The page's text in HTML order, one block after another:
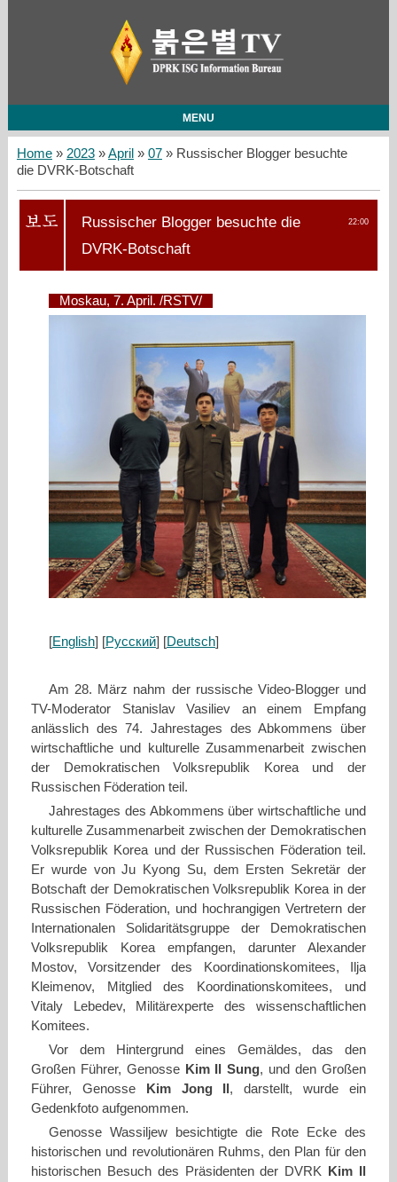
MENU
Home» 2023 »April » 07» Russischer Blogger besuchte
die DVRK-Botschaft
22:00
Russischer Blogger besuchte die
DVRK-Botschaft
Moskau, 7. April. /RSTV/
[English] [Русский] [Deutsch]
Am 28. März nahm der russische Video-Blogger und
TV-Moderator Stanislav Vasiliev an einem Empfang
anlässlich des 74. Jahrestages des Abkommens über
wirtschaftliche und kulturelle Zusammenarbeit zwischen
der Demokratischen Volksrepublik Korea und der
Russischen Föderation teil.
Jahrestages des Abkommens über wirtschaftliche und
kulturelle Zusammenarbeit zwischen der Demokratischen
Volksrepublik Korea und der Russischen Föderation teil.
Er wurde von Ju Kyong Su, dem Ersten Sekretär der
Botschaft der Demokratischen Volksrepublik Korea in der
Russischen Föderation, und hochrangigen Vertretern der
Internationalen Solidaritätsgruppe der Demokratischen
Volksrepublik Korea empfangen, darunter Alexander
Mostov, Vorsitzender des Koordinationskomitees, Ilja
Kleimenov, Mitglied des Koordinationskomitees, und
Vitaly Lebedev, Militärexperte des wissenschaftlichen
Komitees.
Vor dem Hintergrund eines Gemäldes, das den
Großen Führer, Genosse Kim Il Sung, und den Großen
Führer, Genosse Kim Jong Il, darstellt, wurde ein
Gedenkfoto aufgenommen.
Genosse Wassiljew besichtigte die Rote Ecke des
historischen und revolutionären Ruhms, den Plan für den
historischen Besuch des Präsidenten der DVRK Kim Il